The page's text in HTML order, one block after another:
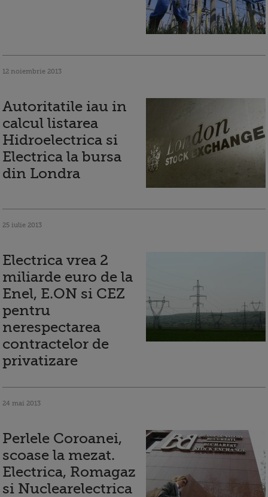
12 noiembrie 2013
Autoritatile iau in
calcul listarea
Hidroelectrica si
Electrica la bursa
din Londra
25 iulie 2013
Electrica vrea 2
miliarde euro de la
Enel, E.ON si CEZ
pentru
nerespectarea
contractelor de
privatizare
24 mai 2013
Perlele Coroanei,
scoase la mezat.
Electrica, Romagaz
si Nuclearelectrica